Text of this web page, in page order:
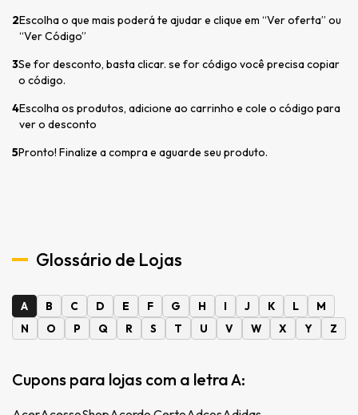
2Escolha o que mais poderá te ajudar e clique em “Ver oferta” ou
“Ver Código”
3Se for desconto, basta clicar. se for código você precisa copiar
o código.
4Escolha os produtos, adicione ao carrinho e cole o código para
ver o desconto
5Pronto! Finalize a compra e aguarde seu produto.
Glossário de Lojas
A B C D E F G H I J K L
M
N
O P Q R S T U V W X Y Z
Cupons para lojas com a letra A: